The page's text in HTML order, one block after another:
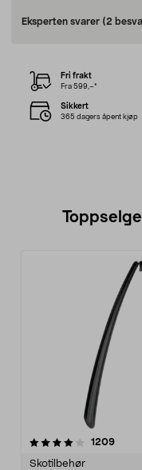
Eksperten svarer (2
Fri frakt
Fra 599,–*
Sikkert
365 dagers åpent kjøp
1209
Skotilbehør
4.0 av 5 stjerner